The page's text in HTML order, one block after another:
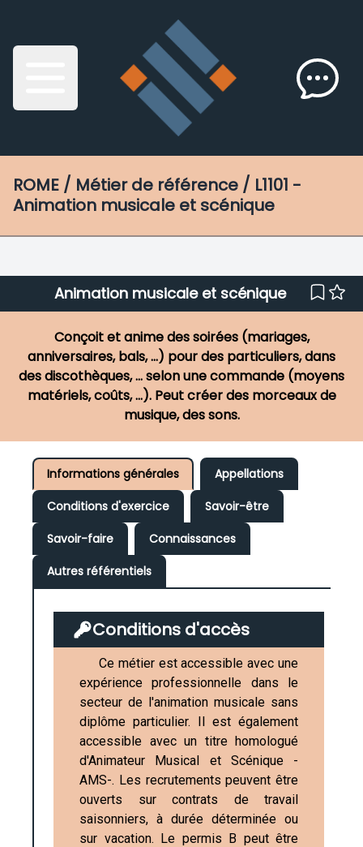
ROME / Métier de référence / L1101 -
Animation musicale et scénique
Animation musicale et scénique
Conçoit et anime des soirées (mariages,
anniversaires, bals, ...) pour des particuliers, dans
des discothèques, ... selon une commande (moyens
matériels, coûts, ...). Peut créer des morceaux de
musique, des sons.
Informations générales
Appellations
Conditions d'exercice
Savoir-être
Savoir-faire
Connaissances
Autres référentiels
Conditions d'accès
Ce métier est accessible avec une
expérience professionnelle dans le
secteur de l'animation musicale sans
diplôme particulier. Il est également
accessible avec un titre homologué
d'Animateur Musical et Scénique -
AMS-. Les recrutements peuvent être
ouverts sur contrats de travail
saisonniers, à durée déterminée ou
sur vacation. Le permis B peut être